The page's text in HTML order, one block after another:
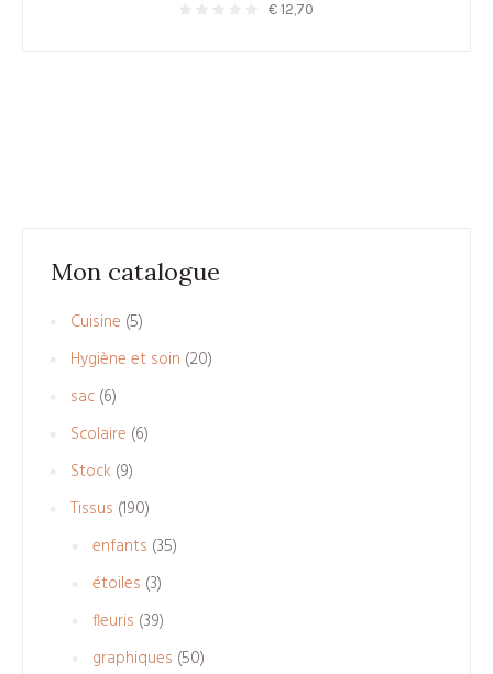
€ 12,70
Mon catalogue
Cuisine 55
produits
Hygiène et soin 2020
sac 66
produits
Scolaire 66
Stock 99
produits
Tissus 190190
produits
enfants 3535
étoiles 33
produits
fleuris 3939
produits
graphiques 5050